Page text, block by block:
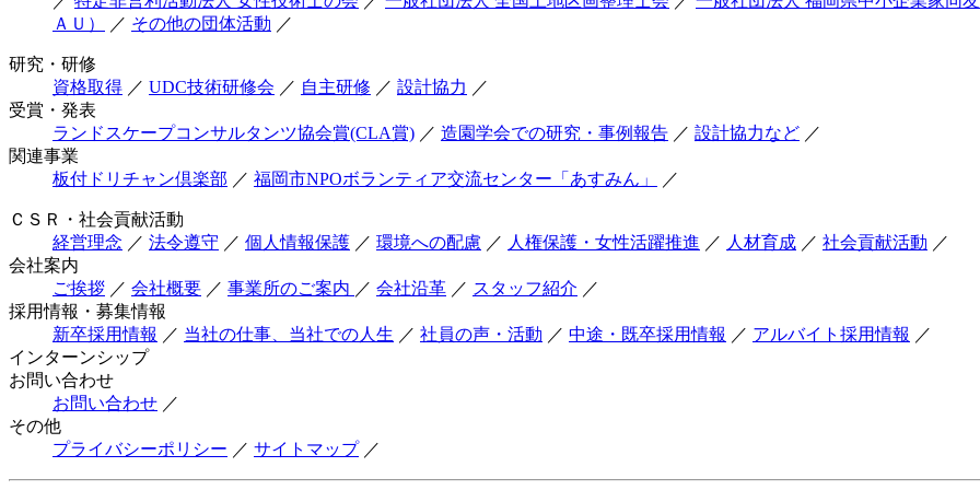
ＡＵ）
／ その他の団体活動 ／
研究・研修
資格取得 ／ UDC技術研修会 ／ 自主研修 ／ 設計協力 ／
受賞・発表
ランドスケープコンサルタンツ協会賞(CLA賞) ／ 造園学会での研究・事例報告 ／ 設計協力など ／
関連事業
板付ドリチャン倶楽部 ／ 福岡市NPOボランティア交流センター「あすみん」 ／
ＣＳＲ・社会貢献活動
経営理念 ／ 法令遵守 ／ 個人情報保護 ／ 環境への配慮 ／ 人権保護・女性活躍推進 ／ 人材育成 ／ 社会貢献活動 ／
会社案内
ご挨拶 ／ 会社概要 ／ 事業所のご案内 ／ 会社沿革 ／ スタッフ紹介 ／
採用情報・募集情報
新卒採用情報 ／ 当社の仕事、当社での人生 ／ 社員の声・活動 ／ 中途・既卒採用情報 ／ アルバイト採用情報 ／
インターンシップ
お問い合わせ
お問い合わせ ／
その他
プライバシーポリシー ／ サイトマップ／